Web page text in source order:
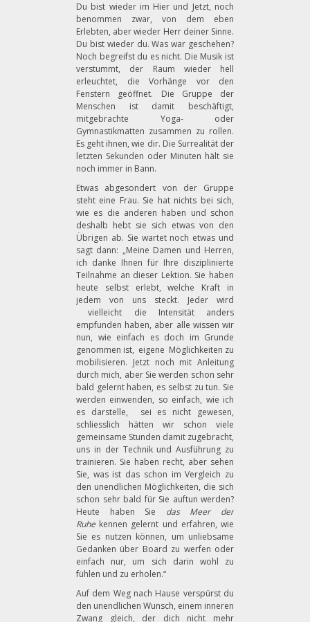
Du bist wieder im Hier und Jetzt, noch
benommen zwar, von dem eben
Erlebten, aber wieder Herr deiner Sinne.
Du bist wieder du. Was war geschehen?
Noch begreifst du es nicht. Die Musik ist
verstummt, der Raum wieder hell
erleuchtet, die Vorhänge vor den
Fenstern geöffnet. Die Gruppe der
Menschen ist damit beschäftigt,
mitgebrachte Yoga- oder
Gymnastikmatten zusammen zu rollen.
Es geht ihnen, wie dir. Die Surrealität der
letzten Sekunden oder Minuten hält sie
noch immer in Bann.
Etwas abgesondert von der Gruppe
steht eine Frau. Sie hat nichts bei sich,
wie es die anderen haben und schon
deshalb hebt sie sich etwas von den
Übrigen ab. Sie wartet noch etwas und
sagt dann: „Meine Damen und Herren,
ich danke Ihnen für Ihre disziplinierte
Teilnahme an dieser Lektion. Sie haben
heute selbst erlebt, welche Kraft in
jedem von uns steckt. Jeder wird
vielleicht die Intensität anders
empfunden haben, aber alle wissen wir
nun, wie einfach es doch im Grunde
genommen ist, eigene Möglichkeiten zu
mobilisieren. Jetzt noch mit Anleitung
durch mich, aber Sie werden schon sehr
bald gelernt haben, es selbst zu tun. Sie
werden einwenden, so einfach, wie ich
es darstelle, sei es nicht gewesen,
schliesslich hätten wir schon viele
gemeinsame Stunden damit zugebracht,
uns in der Technik und Ausführung zu
trainieren. Sie haben recht, aber sehen
Sie, was ist das schon im Vergleich zu
den unendlichen Möglichkeiten, die sich
schon sehr bald für Sie auftun werden?
Heute haben Sie das Meer der
Ruhe kennen gelernt und erfahren, wie
Sie es nutzen können, um unliebsame
Gedanken über Board zu werfen oder
einfach nur, um sich darin wohl zu
fühlen und zu erholen.“
Auf dem Weg nach Hause verspürst du
den unendlichen Wunsch, einem inneren
Zwang gleich, der dich nicht mehr